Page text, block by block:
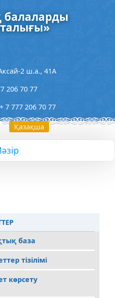
2 ш.а., 41А
206 70 77
7 777 206 70 77
Қазақша
база
тізілімі
көрсету